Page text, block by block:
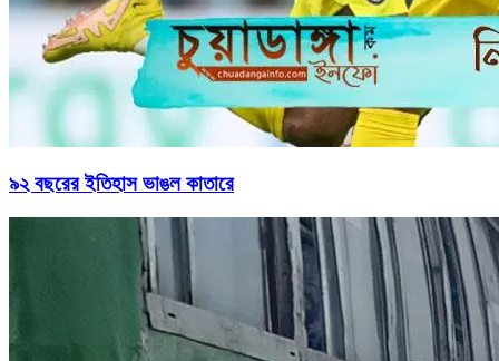
৯২ বছরের ইতিহাস ভাঙল কাতারে